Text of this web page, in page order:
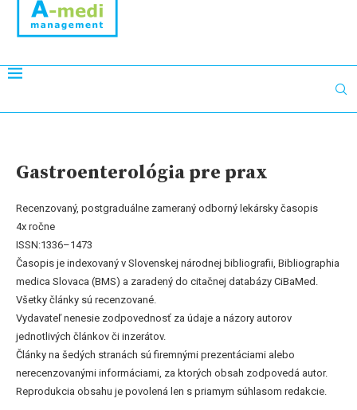
Gastroenterológia pre prax
Recenzovaný, postgraduálne zameraný odborný lekársky časopis
4x ročne
ISSN:1336–1473
Časopis je indexovaný v Slovenskej národnej bibliografii, Bibliographia
medica Slovaca (BMS) a zaradený do citačnej databázy CiBaMed.
Všetky články sú recenzované.
Vydavateľ nenesie zodpovednosť za údaje a názory autorov
jednotlivých článkov či inzerátov.
Články na šedých stranách sú firemnými prezentáciami alebo
nerecenzovanými informáciami, za ktorých obsah zodpovedá autor.
Reprodukcia obsahu je povolená len s priamym súhlasom redakcie.